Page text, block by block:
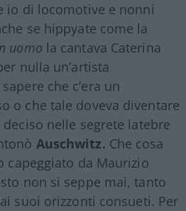
io di locomotive e nonni
se hippyate come la
uomo la cantava Caterina
nulla un’artista
che c’era un
o che tale doveva diventare
nelle segrete latebre
Auschwitz. Che cosa
capeggiato da Maurizio
non si seppe mai, tanto
suoi orizzonti consueti. Per